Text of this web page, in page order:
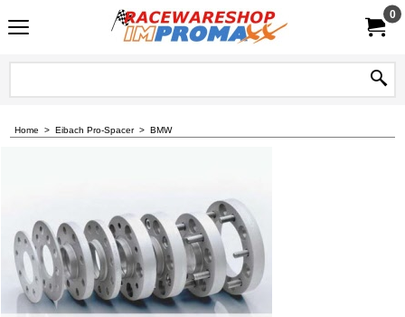
0
Home > Eibach Pro-Spacer> BMW